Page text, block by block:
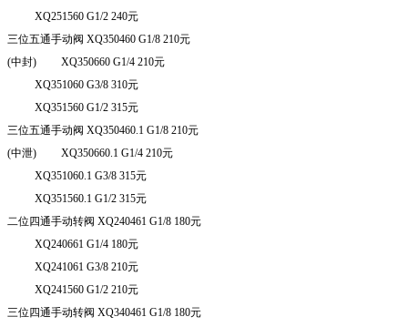
XQ251560 G1/2 240元
三位五通手动阀 XQ350460 G1/8 210元
(中封) XQ350660 G1/4 210元
XQ351060 G3/8 310元
XQ351560 G1/2 315元
三位五通手动阀 XQ350460.1 G1/8 210元
(中泄) XQ350660.1 G1/4 210元
XQ351060.1 G3/8 315元
XQ351560.1 G1/2 315元
二位四通手动转阀 XQ240461 G1/8 180元
XQ240661 G1/4 180元
XQ241061 G3/8 210元
XQ241560 G1/2 210元
三位四通手动转阀 XQ340461 G1/8 180元